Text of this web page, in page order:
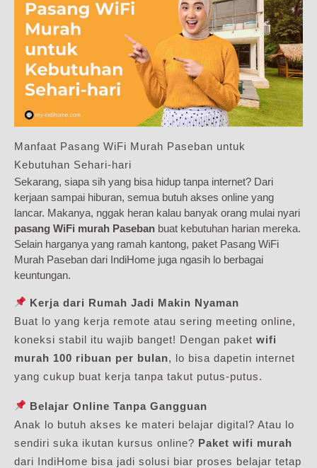
Manfaat Pasang WiFi Murah Paseban untuk
Kebutuhan Sehari-hari
Sekarang, siapa sih yang bisa hidup tanpa internet? Dari
kerjaan sampai hiburan, semua butuh akses online yang
lancar. Makanya, nggak heran kalau banyak orang mulai nyari
pasang WiFi murah Paseban buat kebutuhan harian mereka.
Selain harganya yang ramah kantong, paket Pasang WiFi
Murah Paseban dari IndiHome juga ngasih lo berbagai
keuntungan.
Kerja dari Rumah Jadi Makin Nyaman
Buat lo yang kerja remote atau sering meeting online,
koneksi stabil itu wajib banget! Dengan paket wifi
murah 100 ribuan per bulan, lo bisa dapetin internet
yang cukup buat kerja tanpa takut putus-putus.
Belajar Online Tanpa Gangguan
Anak lo butuh akses ke materi belajar digital? Atau lo
sendiri suka ikutan kursus online? Paket wifi murah
dari IndiHome bisa jadi solusi biar proses belajar tetap